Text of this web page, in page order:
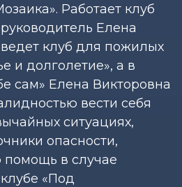
Работает клуб
Елена
клуб для пожилых
и долголетие», а в
сам» Елена Викторовна
вести себя
ситуациях,
опасности,
помощь в случае
«Под